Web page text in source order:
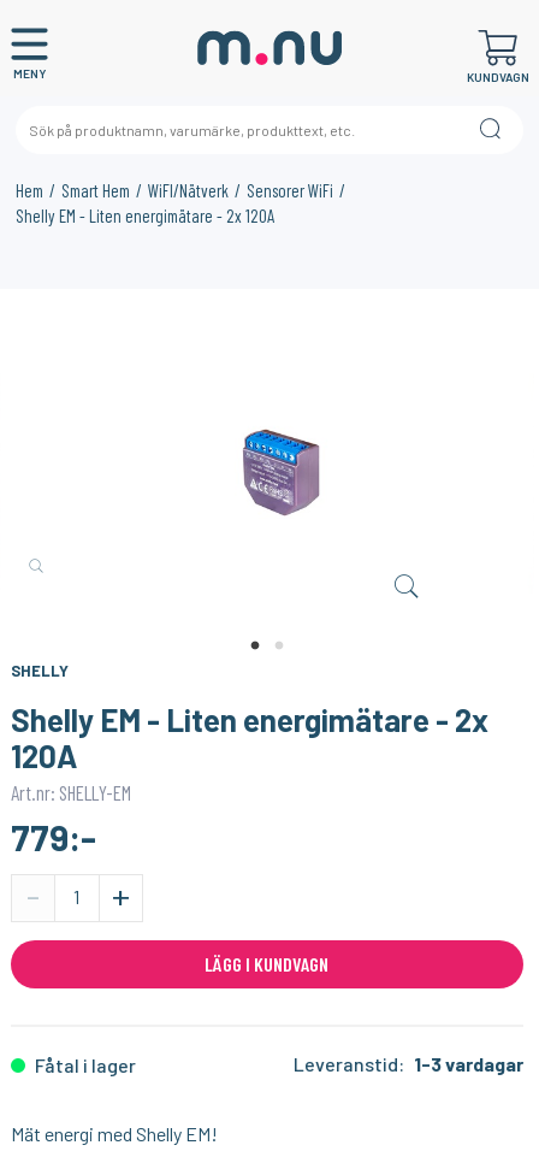
MENY KUNDVAGN
Hem Smart Hem WiFI/Nätverk
Sensorer WiFi
Shelly EM - Liten energimätare - 2x 120A
SHELLY
Shelly EM - Liten energimätare - 2x
120A
Art.nr: SHELLY-EM
779:-
-
+
LÄGG I KUNDVAGN
Fåtal i lager Leveranstid: 1-3 vardagar
Mät energi med Shelly EM!